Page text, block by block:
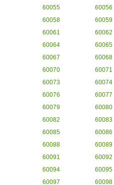
60055
60056
60058
60059
60061
60062
60064
60065
60067
60068
60070
60071
60073
60074
60076
60077
60079
60080
60082
60083
60085
60086
60088
60089
60091
60092
60094
60095
60097
60098